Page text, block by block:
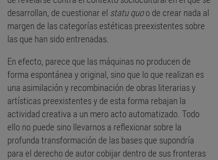
desarrollan, de cuestionar el statu quoo de crear nada al
margen de las categorías estéticas preexistentes sobre
las que han sido entrenadas.
En efecto, parece que las máquinas no producen de
forma espontánea y original, sino que lo que realizan es
una asimilación y recombinación de obras literarias y
artísticas preexistentes y de esta forma rebajan la
actividad creativa a un mero acto automatizado. Todo
ello no puede sino llevarnos a reflexionar sobre la
profunda transformación de las bases que supondría
para el derecho de autor cobijar dentro de sus fronteras